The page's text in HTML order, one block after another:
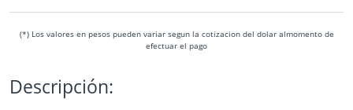
(*) Los valores en pesos pueden variar segun la cotizacion del dolar almomento de
efectuar el pago
Descripción: